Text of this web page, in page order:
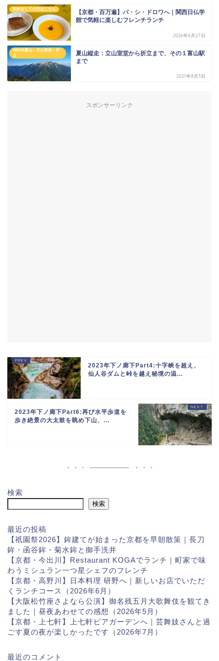
初めましての方はこちら
【京都・百万遍】パ・シ・ドロワへ｜関西日仏学
館で気軽に楽しむフレンチランチ
2026年6月27日
2021年夏山：立山室堂～折
立
夏山縦走：立山室堂から折立まで、その１富山駅
まで
2021年8月3日
スポンサーリンク
2023年下ノ廊下Part4:十字峡を超え、
仙人谷ダムと峠を越え秘境の温...
2023年下ノ廊下Part6:再び水平歩道を
歩き絶景の大太鼓を眺め下山、...
検索
検索
最近の投稿
【祇園祭2026】鉾建てが始まった京都を早朝散策｜長刀
鉾・函谷鉾・菊水鉾と御手洗井
【京都・今出川】Restaurant KOGAでランチ｜町家で味
わうミシュラン一つ星シェフのフレンチ
【京都・高野川】日本料理 研野へ｜新しいお店でいただ
くランチコース（2026年6月）
【大阪松竹座さよなら公演】御名残五月大歌舞伎を観てき
ました｜昼夜あわせての感想（2026年5月）
【京都・上七軒】上七軒ビアガーデンへ｜芸舞妓さんと過
ごす夏の夜が楽しかったです（2026年7月）
最近のコメント